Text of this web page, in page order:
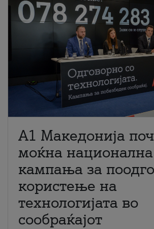
A1 Македонија
моќна национална
кампања за
користење на
технологијата во
сообраќајот